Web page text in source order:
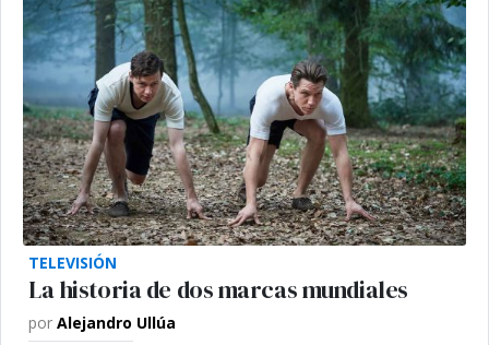
TELEVISIÓN
La historia de dos marcas mundiales
por Alejandro Ullúa